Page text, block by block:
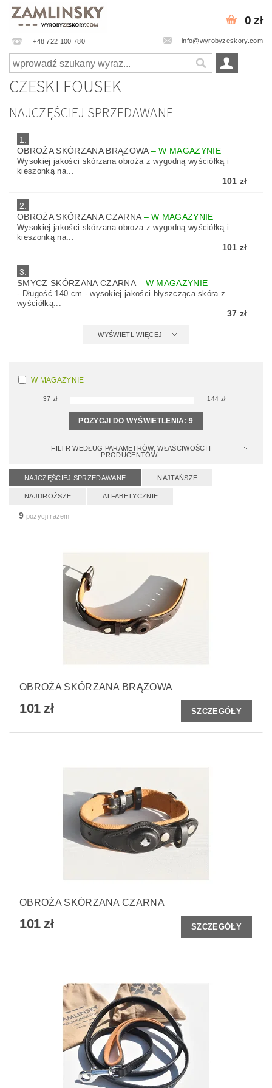
+48 722 100 780 info@wyrobyzeskory.com
0 zł
CZESKI FOUSEK
NAJCZĘŚCIEJ SPRZEDAWANE
1.
OBROŻA SKÓRZANA BRĄZOWA –W MAGAZYNIE
Wysokiej jakości skórzana obroża z wygodną wyściółką i
kieszonką na...
101 zł
2.
OBROŻA SKÓRZANA CZARNA –W MAGAZYNIE
Wysokiej jakości skórzana obroża z wygodną wyściółką i
kieszonką na...
101 zł
3.
SMYCZ SKÓRZANA CZARNA– W MAGAZYNIE
- Długość 140 cm - wysokiej jakości błyszcząca skóra z
wyściółką...
37 zł
WYŚWIETL WIĘCEJ
W MAGAZYNIE
37 zł 144 zł
POZYCJI DO WYŚWIETLENIA:9
FILTR WEDŁUG PARAMETRÓW, WŁAŚCIWOŚCI I
PRODUCENTÓW
NAJCZĘŚCIEJ SPRZEDAWANE NAJTAŃSZE
NAJDROŻSZE ALFABETYCZNIE
9 pozycji razem
OBROŻA SKÓRZANA BRĄZOWA
101 zł SZCZEGÓŁY
OBROŻA SKÓRZANA CZARNA
101 zł SZCZEGÓŁY